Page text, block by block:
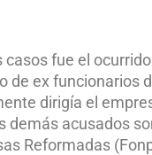
casos fue el
de ex funcionarios
dirigía el
acusados
Reformadas